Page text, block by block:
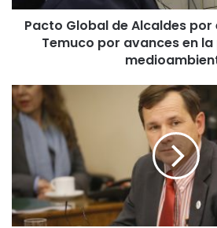
b
A
d
e
s
p
Pacto Global de Alcaldes
Temuco por avances en
D
a
d
o
R